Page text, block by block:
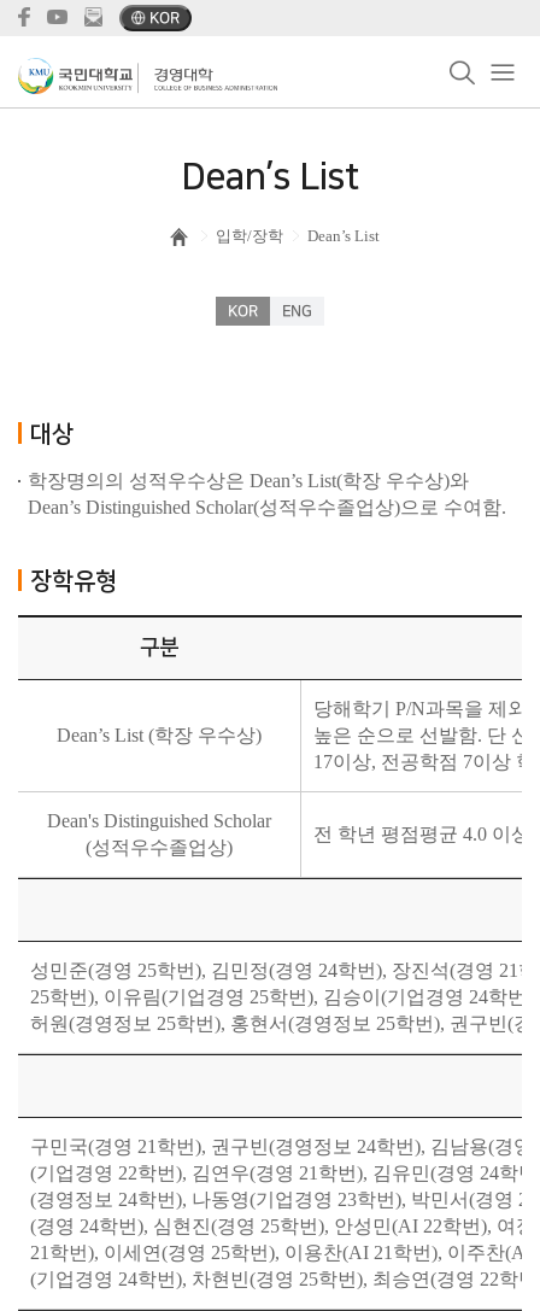
KOR
Dean’s List
입학/장학 Dean’s List
KOR ENG
대상
학장명의의 성적우수상은 Dean’s List(학장 우수상)와
Dean’s Distinguished Scholar(성적우수졸업상)으로 수여함.
장학유형
구분
Dean’s List (학장 우수상)
당해학기 P/N과목을 제외
높은 순으로 선발함. 단 신
17이상, 전공학점 7이상
Dean's Distinguished Scholar
(성적우수졸업상)
전 학년 평점평균 4.0 이상
성민준(경영 25학번), 김민정(경영 24학번), 장진석(경영 21
25학번), 이유림(기업경영 25학번), 김승이(기업경영 24학
허원(경영정보 25학번), 홍현서(경영정보 25학번), 권구빈(
구민국(경영 21학번), 권구빈(경영정보 24학번), 김남용(경
(기업경영 22학번), 김연우(경영 21학번), 김유민(경영 24학
(경영정보 24학번), 나동영(기업경영 23학번), 박민서(경영
(경영 24학번), 심현진(경영 25학번), 안성민(AI 22학번), 여
21학번), 이세연(경영 25학번), 이용찬(AI 21학번), 이주찬
(기업경영 24학번), 차현빈(경영 25학번), 최승연(경영 22학